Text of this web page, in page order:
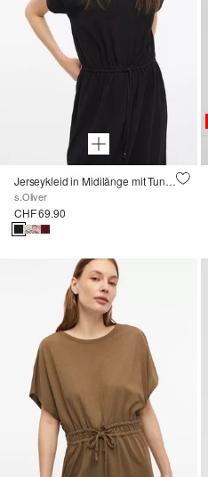
Jerseykleid in Midilänge mit Tunnelzug
s.Oliver
CHF 69.90